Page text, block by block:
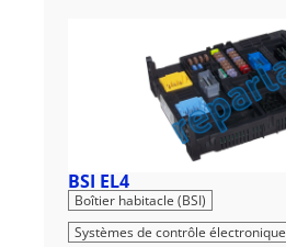
BSI EL4
Boîtier habitacle (BSI)
Systèmes de contrôle électronique